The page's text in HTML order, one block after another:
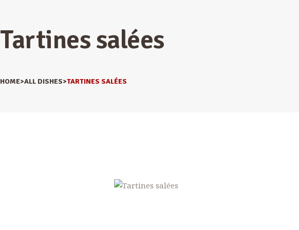
Tartines salées
HOME ALL DISHES TARTINES SALÉES